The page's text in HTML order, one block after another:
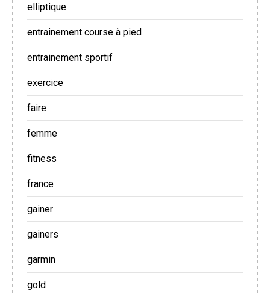
elliptique
entrainement course à pied
entrainement sportif
exercice
faire
femme
fitness
france
gainer
gainers
garmin
gold